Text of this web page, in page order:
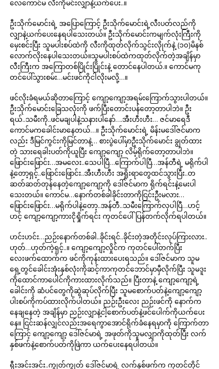
လေကောင်မ လီးကိုမင်းလျှာနဲ့ယက်ပေး..။
ဦးသိုက်မောင်းရဲ့ အပြောကြောင့် ဦးသိုက်မောင်းရဲ့လီးပတ်လည်ကို
လျှာနဲ့ယက်ပေးနေရပါသေးတယ်။ ဦးသိုက်မောင်းကမျက်လုံးကြီးကို
မှေးစင်းပြီး သူမပါးစပ်ထဲကို လီးကိုထုတ်လိုက်သွင်းလိုုက်နဲ့ (၁၀)မိနစ်
လောက်လိုးနေပါသေးတယ်။သူမပါးစပ်ထဲကထုတ်လိုက်တဲ့အချိန်မှာ
လီးကြီးက အကြောတစ်ပြိုင်းပြိုင်းနဲ့ တောင်နေပါတယ်.။ ကောင်မကု
တင်ပေါ်သွားစမ်း…မင်းဖင်ကိုငါလိုးမလို့…။
ဖင်လိုးခံရမယ်ဆိုတာကြောင့် ကျော့ကျော့အရမ်းကြောက်သွားပါတယ်။
ဦးသိုက်မောင်းခြေသလုံးကို ဖက်ပြီးတောင်းပန်တော့တာပါဘဲ။ ဦး
ရယ်..သမီးကို..ဖင်မချပါနဲ့သနားပါနော်….အီးဟီးဟီး… ဇင်မာရေဒီ
ကောင်မကခေါင်းမာနေတယ်…။ ဦးသိုက်မောင်းရဲ့ မိန်းမဒေါ်ဇင်မာက
လည်း ဒီမြင်ကွင်းကိုမြင်တာနဲ့… စားပွဲပေါ်မှာဦးသိုက်မောင်း ချွတ်ထား
တဲ့ သားရေခါးပတ်ကိုယူပြီး ကျော့ကျော့ လိမ့်ရိုက်တော့တာပါဘဲ။
ဖြောင်းဖြောင်း…အမလေး..သေပါပြီ…ကြောက်ပါပြီ…အန်တီရဲ့ မရိုက်ပါ
နဲ့တော့ရှင့်..ဖြောင်းဖြောင်း..အီးဟီးဟီး အရှိုးရာတွေထင်သွားပြီး..တ
ဆတ်ဆတ်တုန်နေတဲ့ကျော့ကျော့ကို ဒေါ်ဇင်မာက ရိုက်ရင်းနဲ့မေးပါ
သေးတယ်။ ကောင်မ…နောက်တစ်ခါခိုင်းတာကိုငြင်းဦးမလား…
ဖြောင်းဖြောင်း…မရိုက်ပါနဲ့တော့..အန်တီ..သမီးကြောက်လှပါပြီ…ဟင့်
ဟင့် ကျော့ကျော့ကားငိုရှိုက်ရင်း ကုတင်ပေါ်ပြန်တက်လိုက်ရပါတယ်။
ဟင်းဟင်း…ညဉ်းနောက်တစ်ခါ..ခိုင်းရင်..ခိုင်းတဲ့အတိုင်းလုပ်ကြားလား..
ဟုတ်…ဟုတ်ကဲ့ရှင့်..။ ကျော့ကျော့လှိုင်က ကုတင်ပေါ်တက်ပြီး
လေးဖက်ထောက်က ဖင်ကိုကုန်းထားပေးရသည်။ ဒေါ်ဇင်မာက သူမ
ရှေ့တွင်ခေါင်းအုံးနှစ်လုံးကိုဆင့်ကာကုတင်ဘောင်မှာမှီလိုက်ပြီး သူမဒူး
ကိုထောင်ကာပေါင်ကိုကားထားလိုက်သည်။ ပြီးတာနဲ့ ကျော့ကျော့ရဲ့
ခေါင်းကို ဆံပင်တွေကိုဆွဲဆုပ်လိုက်ပြီး သူမစောက်ပတ်နဲ့ကျော့ကျော့
ပါးစပ်ကိုကပ်ထားလိုက်ပါတယ်။ ညဉ်းဦးလေး ညဉ်းဖင်ကို နောက်က
နေချနေတဲ့ အချိန်မှာ ညဉ်းလျှာနဲ့ငါ့စောက်ပတ်နဲ့ဖင်ပေါက်ကိုယက်ပေး
နေ။ ငြင်းဆန်လျှင်လည်းအရေကွာအောင်ရိုက်ခံနေရမှာကို ကြောက်တာ
ကြောင့် ကျော့ကျော့ ဒေါ်ဇင်မာရဲ့ အဖုတ်ကိုသူမလျှာကိုထုတ်ပြီး လက်
နှစ်ဖက်နဲ့စောက်ပတ်ကိုဖြဲကာ ယက်ပေးနေရပါတယ်။
ရှီးအင်းအင်း..ကျွတ်ကျွတ် ဒေါ်ဇင်မာရဲ့ လက်နှစ်ဖက်က ကုတင်တိုင်